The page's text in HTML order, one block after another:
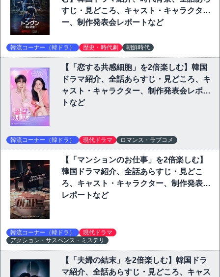
すじ・見どころ、キャスト・キャラクタ
ー、制作発表会レポートなど
韓流コーナー（韓ドラ） 歴史・時代劇 朝鮮時代
【「恋する共感細胞」を2倍楽しむ】韓国
ドラマ紹介、全話あらすじ・見どころ、キ
ャスト・キャラクター、制作発表会レポー
トなど
韓流コーナー（韓ドラ） 現代ドラマ ロマンス・ラブコメ
【「マンションのお仕事」を2倍楽しむ】
韓国ドラマ紹介、全話あらすじ・見どこ
ろ、キャスト・キャラクター、制作発表会
レポートなど
韓流コーナー（韓ドラ）
現代ドラマ
アクション・サスペンス・ミステリ
【「夫婦の結末」を2倍楽しむ】韓国ドラ
マ紹介、全話あらすじ・見どころ、キャス